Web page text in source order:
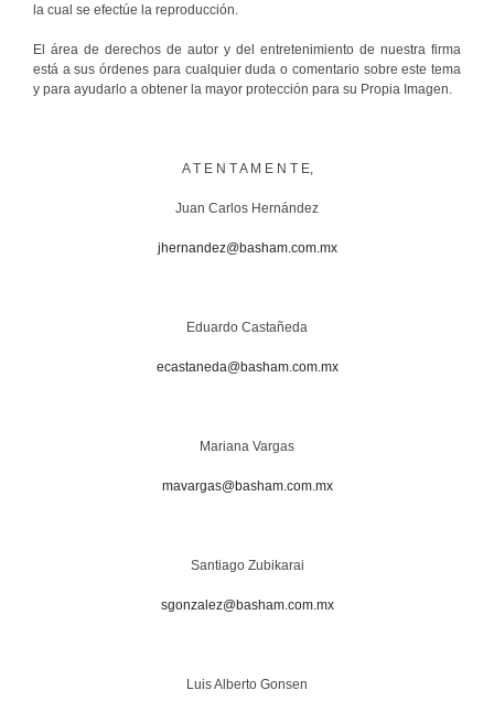
la cual se efectúe la reproducción.
El área de derechos de autor y del entretenimiento de nuestra firma
está a sus órdenes para cualquier duda o comentario sobre este tema
y para ayudarlo a obtener la mayor protección para su Propia Imagen.
A T E N T A M E N T E,
Juan Carlos Hernández
jhernandez@basham.com.mx
Eduardo Castañeda
ecastaneda@basham.com.mx
Mariana Vargas
mavargas@basham.com.mx
Santiago Zubikarai
sgonzalez@basham.com.mx
Luis Alberto Gonsen